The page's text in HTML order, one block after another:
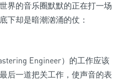
界的音乐圈默默的正在打一场
下却是暗潮汹涌的仗：
Engineer）的工作应该
后一道把关工作，使声音的表